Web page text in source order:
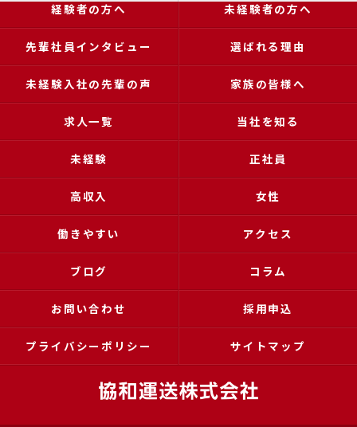
経験者の方へ 未経験者の方へ
先輩社員インタビュー 選ばれる理由
未経験入社の先輩の声 家族の皆様へ
求人一覧 当社を知る
未経験 正社員
高収入 女性
働きやすい アクセス
ブログ コラム
お問い合わせ 採用申込
プライバシーポリシー サイトマップ